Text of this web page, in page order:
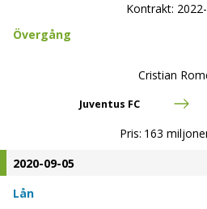
Kontrakt:
Övergång
Cristian
Juventus FC
Pris: 163
2020-09-05
Lån